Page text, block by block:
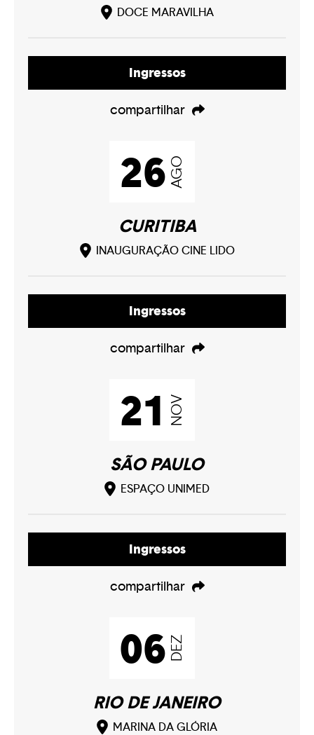
DOCE MARAVILHA
Ingressos
compartilhar
26AGO
CURITIBA
INAUGURAÇÃO CINE LIDO
Ingressos
compartilhar
21 NOV
SÃO PAULO
ESPAÇO UNIMED
Ingressos
compartilhar
06 DEZ
RIO DE JANEIRO
MARINA DA GLÓRIA